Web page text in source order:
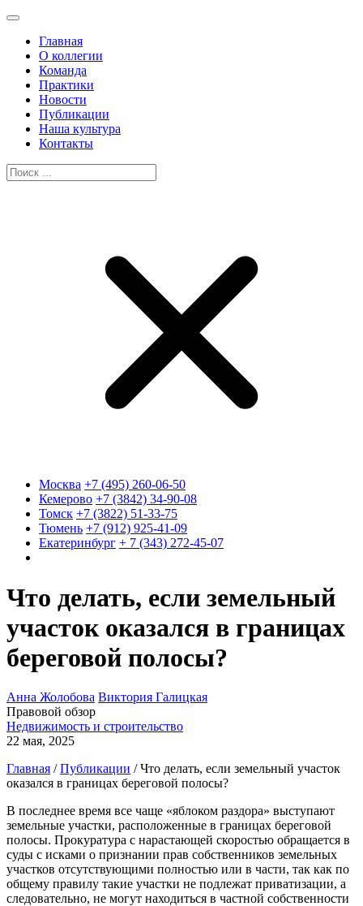
Главная
О коллегии
Команда
Практики
Новости
Публикации
Наша культура
Контакты
Москва +7 (495) 260-06-50
Кемерово +7 (3842) 34-90-08
Томск +7 (3822) 51-33-75
Тюмень +7 (912) 925-41-09
Екатеринбург + 7 (343) 272-45-07
Что делать, если земельный
участок оказался в границах
береговой полосы?
Анна Жолобова Виктория Галицкая
Правовой обзор
Недвижимость и строительство
22 мая, 2025
Главная /Публикации /Что делать, если земельный участок
оказался в границах береговой полосы?
В последнее время все чаще «яблоком раздора» выступают
земельные участки, расположенные в границах береговой
полосы. Прокуратура с нарастающей скоростью обращается в
суды с исками о признании прав собственников земельных
участков отсутствующими полностью или в части, так как по
общему правилу такие участки не подлежат приватизации, а
следовательно, не могут находиться в частной собственности